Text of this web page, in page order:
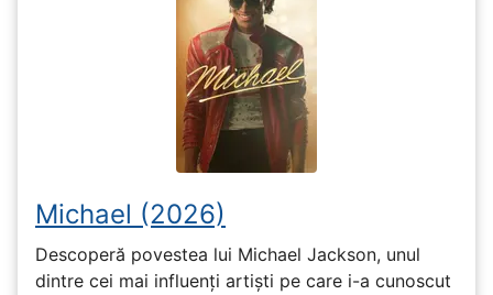
Michael (2026)
Descoperă povestea lui Michael Jackson, unul
dintre cei mai influenți artiști pe care i-a cunoscut